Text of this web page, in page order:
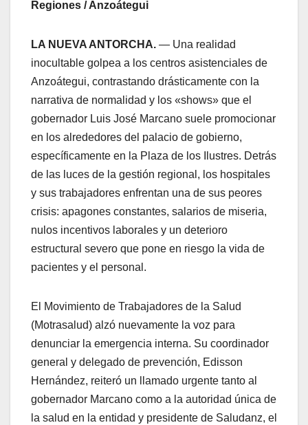
Regiones / Anzoátegui
LA NUEVA ANTORCHA. — Una realidad
inocultable golpea a los centros asistenciales de
Anzoátegui, contrastando drásticamente con la
narrativa de normalidad y los «shows» que el
gobernador Luis José Marcano suele promocionar
en los alrededores del palacio de gobierno,
específicamente en la Plaza de los Ilustres. Detrás
de las luces de la gestión regional, los hospitales
y sus trabajadores enfrentan una de sus peores
crisis: apagones constantes, salarios de miseria,
nulos incentivos laborales y un deterioro
estructural severo que pone en riesgo la vida de
pacientes y el personal.
​El Movimiento de Trabajadores de la Salud
(Motrasalud) alzó nuevamente la voz para
denunciar la emergencia interna. Su coordinador
general y delegado de prevención, Edisson
Hernández, reiteró un llamado urgente tanto al
gobernador Marcano como a la autoridad única de
la salud en la entidad y presidente de Saludanz, el